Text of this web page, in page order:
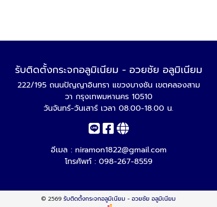
รับติดตั้งกระจกอลูมิเนียม - อวยชัย อลูมิเนียม
222/195 ถนนปัญญาอินทรา แขวงบางชัน เขตคลองสาม
วา กรุงเทพมหานคร 10510
วันจันทร์-วันเสาร์ เวลา 08.00-18.00 น.
อีเมล : niramon1822@gmail.com
โทรศัพท์ : 098-267-8559
© 2569 รับติดตั้งกระจกอลูมิเนียม - อวยชัย อลูมิเนียม